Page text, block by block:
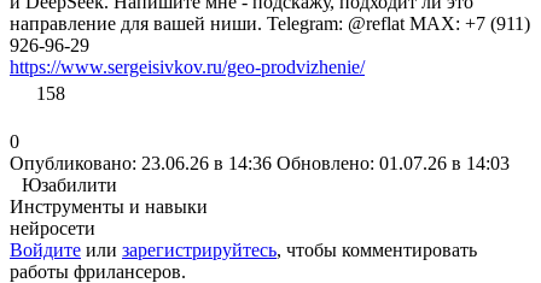
направление для вашей ниши. Telegram: @reflat MAX: +7 (911)
926-96-29
https://www.sergeisivkov.ru/geo-prodvizhenie/
158
0
Опубликовано: 23.06.26 в 14:36 Обновлено: 01.07.26 в 14:03
Юзабилити
Инструменты и навыки
нейросети
Войдите или зарегистрируйтесь, чтобы комментировать
работы фрилансеров.